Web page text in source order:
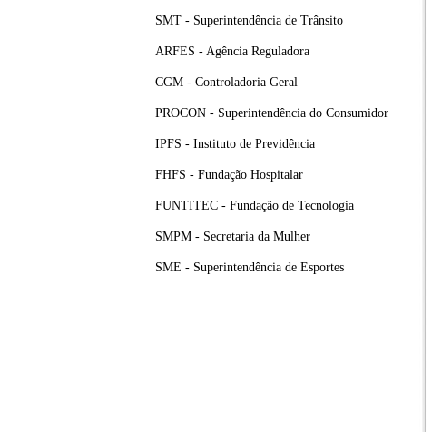
SMT - Superintendência de Trânsito
ARFES - Agência Reguladora
CGM - Controladoria Geral
PROCON - Superintendência do Consumidor
IPFS - Instituto de Previdência
FHFS - Fundação Hospitalar
FUNTITEC - Fundação de Tecnologia
SMPM - Secretaria da Mulher
SME - Superintendência de Esportes